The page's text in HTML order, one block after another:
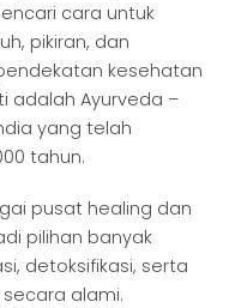
cara untuk
pikiran, dan
kesehatan
adalah Ayurveda –
yang telah
tahun.
pusat healing dan
pilihan banyak
detoksifikasi, serta
alami.